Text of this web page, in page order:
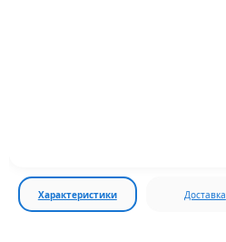
Характеристики Доставка